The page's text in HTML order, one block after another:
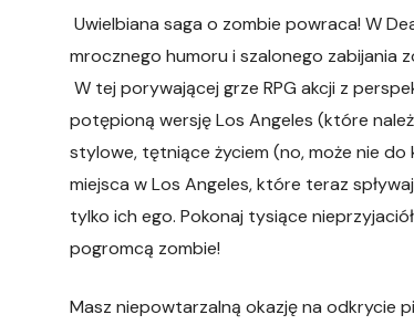
Uwielbiana saga o zombie powraca! W
mrocznego humoru i szalonego zabijania
W tej porywającej grze RPG akcji z
potępioną wersję Los Angeles (które
stylowe, tętniące życiem (no, może nie do
miejsca w Los Angeles, które teraz
tylko ich ego. Pokonaj tysiące
pogromcą zombie!
Masz niepowtarzalną okazję na odkrycie